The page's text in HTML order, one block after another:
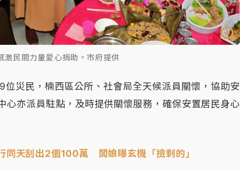
激民間力量愛心捐助。市府提供
災民，楠西區公所、社會局全天候派員關懷，協助安
心亦派員駐點，及時提供關懷服務，確保安置居民身心
同天刮出2個100萬 闆娘曝玄機「撿剩的」